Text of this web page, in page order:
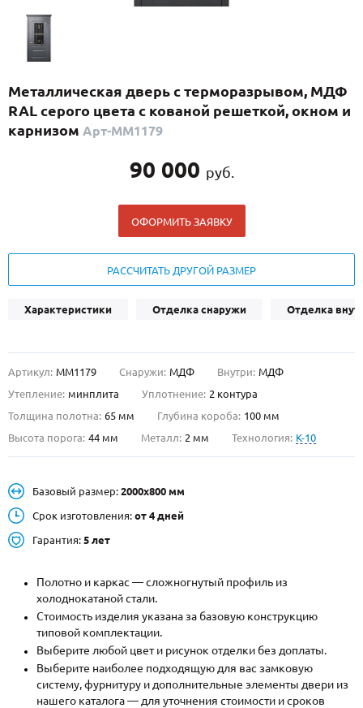
(29)
ПО НАЗНАЧЕНИЮ
О НАС
Металлические двери от производителя с доставкой и установкой в
Москве и МО
НАЙТИ:
+7 (495) 411-44-41
INFO@META-M.RU
ЗАПРОСИТЬ РАСЧЕТ
Каталог Распродажа Как купить
Металлическая дверь с терморазрывом, МДФ
RAL серого цвета с кованой решеткой, окном и
карнизом Арт-ММ1179
90 000 руб.
ОФОРМИТЬ ЗАЯВКУ
РАССЧИТАТЬ ДРУГОЙ РАЗМЕР
Характеристики Отделка снаружи Отделка
Артикул: ММ1179 Снаружи: МДФ Внутри: МДФ
Утепление: минплита Уплотнение: 2 контура
Толщина полотна: 65 мм Глубина короба: 100 мм
Высота порога: 44 мм Металл: 2 мм Технология: K-10
Базовый размер: 2000х800 мм
Срок изготовления: от 4 дней
Гарантия: 5 лет
Полотно и каркас — сложногнутый профиль из
холоднокатаной стали.
Стоимость изделия указана за базовую конструкцию
типовой комплектации.
Выберите любой цвет и рисунок отделки без доплаты.
Выберите наиболее подходящую для вас замковую
систему, фурнитуру и дополнительные элементы двери из
нашего каталога — для уточнения стоимости и сроков